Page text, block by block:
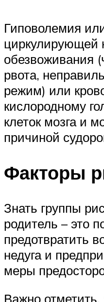
Гиповолемия
циркулирующей
обезвоживания
рвота,
режим) или
кислородному
клеток мозга и
причиной
Факторы
Знать группы
родитель – это
предотвратить
недуга и
меры
Важно отметить,